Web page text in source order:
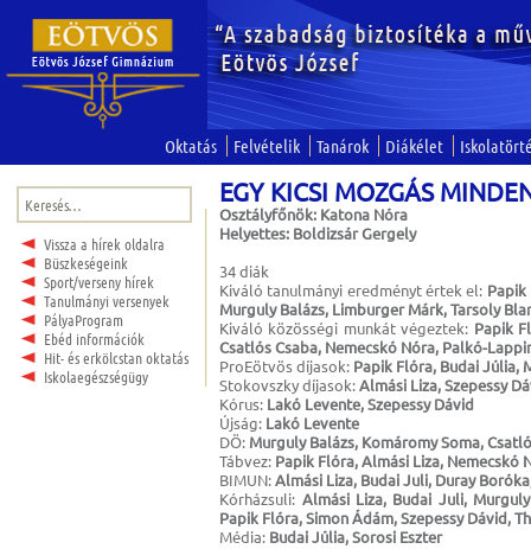
Oktatás Felvételik Tanárok Diákélet
Keresés:
Vissza a hírek oldalra
Büszkeségeink
Sport/verseny hírek
Tanulmányi versenyek
PályaProgram
Ebéd információk
Hit- és erkölcstan oktatás
Iskolaegészségügy
EGY KICSI MOZGÁS
Osztályfőnök: Katona Nóra
Helyettes: Boldizsár Gergely
34 diák
Kiváló tanulmányi eredményt értek el: Papik
Murguly Balázs, Limburger Márk, Tarsoly
Kiváló közösségi munkát végeztek: Papik
Csatlós Csaba, Nemecskó Nóra, Palkó-
ProEötvös díjasok: Papik Flóra, Budai Júlia,
Stokovszky díjasok:Almási Liza, Szepessy
Kórus: Lakó Levente, Szepessy Dávid
Újság: Lakó Levente
DÖ: Murguly Balázs, Komáromy Soma,
Tábvez: Papik Flóra, Almási Liza, Nemecskó
BIMUN:Almási Liza, Budai Juli, Duray
Kórházsuli: Almási Liza, Budai Juli,
Papik Flóra, Simon Ádám, Szepessy Dávid,
Média: Budai Júlia, Sorosi Eszter